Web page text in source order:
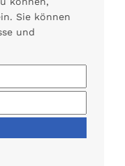
Sie können
und